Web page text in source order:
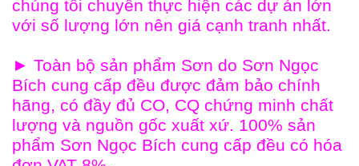
chúng tôi chuyên thực hiện các dự án lớn
với số lượng lớn nên giá cạnh tranh nhất.
► Toàn bộ sản phẩm Sơn do Sơn Ngọc
Bích cung cấp đều được đảm bảo chính
hãng, có đầy đủ CO, CQ chứng minh chất
lượng và nguồn gốc xuất xứ. 100% sản
phẩm Sơn Ngọc Bích cung cấp đều có hóa